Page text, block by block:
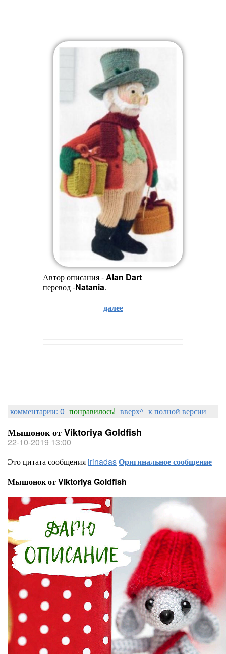
Автор описания - Alan Dart
перевод -Natania.
далее
комментарии: 0 понравилось! вверх^ к полной версии
Мышонок от Viktoriya Goldfish
22-10-2019 13:00
Это цитата сообщения irinadasОригинальное сообщение
Мышонок от Viktoriya Goldfish